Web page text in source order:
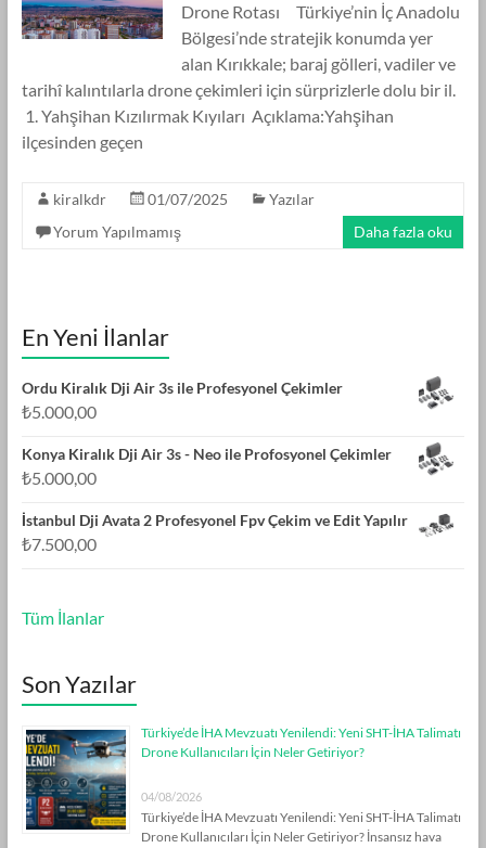
Drone Rotası Türkiye’nin İç Anadolu
Bölgesi’nde stratejik konumda yer
alan Kırıkkale; baraj gölleri, vadiler ve
tarihî kalıntılarla drone çekimleri için sürprizlerle dolu bir il.
1. Yahşihan Kızılırmak Kıyıları Açıklama:Yahşihan
ilçesinden geçen
kiralkdr 01/07/2025
Yazılar
Yorum Yapılmamış
Daha fazla oku
En Yeni İlanlar
Ordu Kiralık Dji Air 3s ile Profesyonel Çekimler
₺5.000,00
Konya Kiralık Dji Air 3s - Neo ile Profosyonel Çekimler
₺5.000,00
İstanbul Dji Avata 2 Profesyonel Fpv Çekim ve Edit Yapılır
₺7.500,00
Tüm İlanlar
Son Yazılar
Türkiye’de İHA Mevzuatı Yenilendi: Yeni SHT-İHA Talimatı
Drone Kullanıcıları İçin Neler Getiriyor?
04/08/2026
Türkiye’de İHA Mevzuatı Yenilendi: Yeni SHT-İHA Talimatı
Drone Kullanıcıları İçin Neler Getiriyor? İnsansız hava